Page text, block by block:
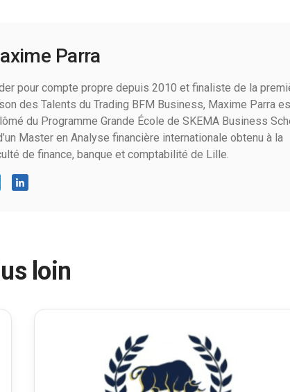
Parra
pour compte propre depuis 2010 et finaliste de la
des Talents du Trading BFM Business, Maxime Parra
du Programme Grande École de SKEMA Business
Master en Analyse financière internationale obtenu à la
de finance, banque et comptabilité de Lille.
loin